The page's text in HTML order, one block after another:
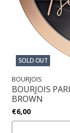
SOLD OUT
BOURJOIS
BOURJOIS
BROWN
€6,00